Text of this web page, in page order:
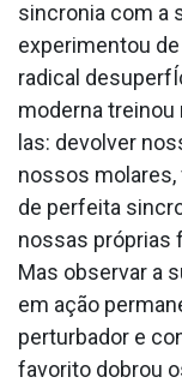
sincronia com a
experimentou
radical
moderna treinou
las: devolver
nossos molares,
de perfeita
nossas próprias
Mas observar a
em ação
perturbador e
favorito dobrou